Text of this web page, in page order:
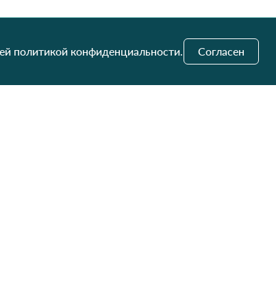
политикой конфиденциальности. Согласен